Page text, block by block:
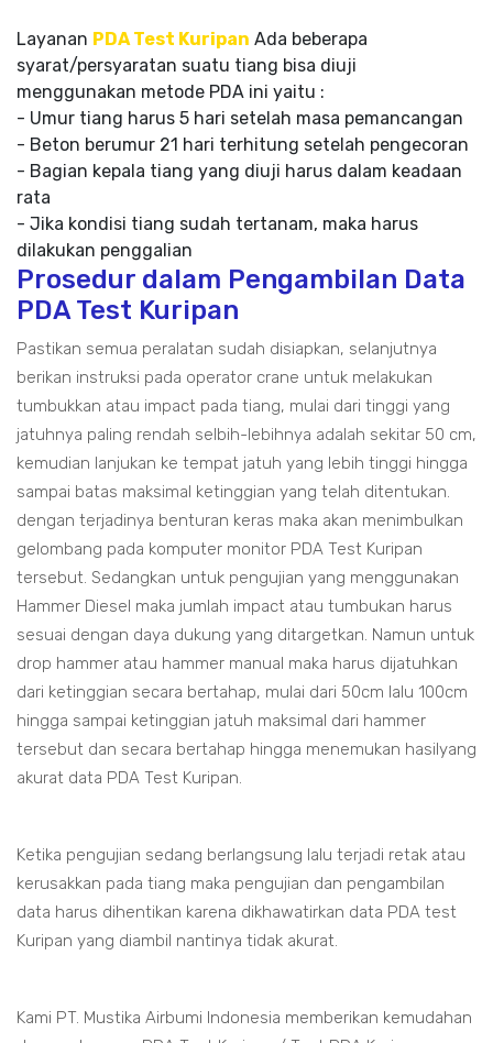
Layanan PDA Test Kuripan Ada beberapa
syarat/persyaratan suatu tiang bisa diuji
menggunakan metode PDA ini yaitu :
- Umur tiang harus 5 hari setelah masa pemancangan
- Beton berumur 21 hari terhitung setelah pengecoran
- Bagian kepala tiang yang diuji harus dalam keadaan
rata
- Jika kondisi tiang sudah tertanam, maka harus
dilakukan penggalian
Prosedur dalam Pengambilan Data
PDA Test Kuripan
Pastikan semua peralatan sudah disiapkan, selanjutnya
berikan instruksi pada operator crane untuk melakukan
tumbukkan atau impact pada tiang, mulai dari tinggi yang
jatuhnya paling rendah selbih-lebihnya adalah sekitar 50 cm,
kemudian lanjukan ke tempat jatuh yang lebih tinggi hingga
sampai batas maksimal ketinggian yang telah ditentukan.
dengan terjadinya benturan keras maka akan menimbulkan
gelombang pada komputer monitor PDA Test Kuripan
tersebut. Sedangkan untuk pengujian yang menggunakan
Hammer Diesel maka jumlah impact atau tumbukan harus
sesuai dengan daya dukung yang ditargetkan. Namun untuk
drop hammer atau hammer manual maka harus dijatuhkan
dari ketinggian secara bertahap, mulai dari 50cm lalu 100cm
hingga sampai ketinggian jatuh maksimal dari hammer
tersebut dan secara bertahap hingga menemukan hasilyang
akurat data PDA Test Kuripan.
Ketika pengujian sedang berlangsung lalu terjadi retak atau
kerusakkan pada tiang maka pengujian dan pengambilan
data harus dihentikan karena dikhawatirkan data PDA test
Kuripan yang diambil nantinya tidak akurat.
Kami PT. Mustika Airbumi Indonesia memberikan kemudahan